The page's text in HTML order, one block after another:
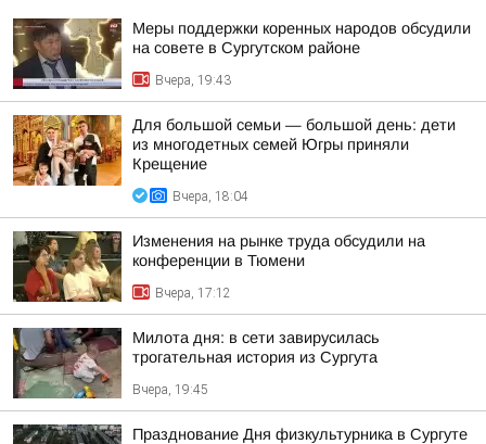
Меры поддержки коренных народов обсудили
на совете в Сургутском районе
Вчера, 19:43
Для большой семьи — большой день: дети
из многодетных семей Югры приняли
Крещение
Вчера, 18:04
Изменения на рынке труда обсудили на
конференции в Тюмени
Вчера, 17:12
Милота дня: в сети завирусилась
трогательная история из Сургута
Вчера, 19:45
Празднование Дня физкультурника в Сургуте